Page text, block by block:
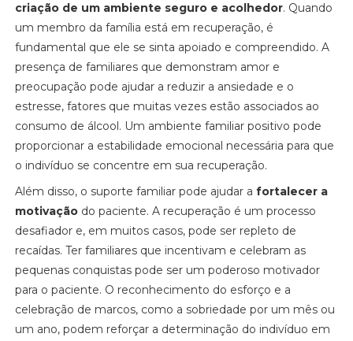
criação de um ambiente seguro e acolhedor. Quando
um membro da família está em recuperação, é
fundamental que ele se sinta apoiado e compreendido. A
presença de familiares que demonstram amor e
preocupação pode ajudar a reduzir a ansiedade e o
estresse, fatores que muitas vezes estão associados ao
consumo de álcool. Um ambiente familiar positivo pode
proporcionar a estabilidade emocional necessária para que
o indivíduo se concentre em sua recuperação.
Além disso, o suporte familiar pode ajudar afortalecer a
motivação do paciente. A recuperação é um processo
desafiador e, em muitos casos, pode ser repleto de
recaídas. Ter familiares que incentivam e celebram as
pequenas conquistas pode ser um poderoso motivador
para o paciente. O reconhecimento do esforço e a
celebração de marcos, como a sobriedade por um mês ou
um ano, podem reforçar a determinação do indivíduo em